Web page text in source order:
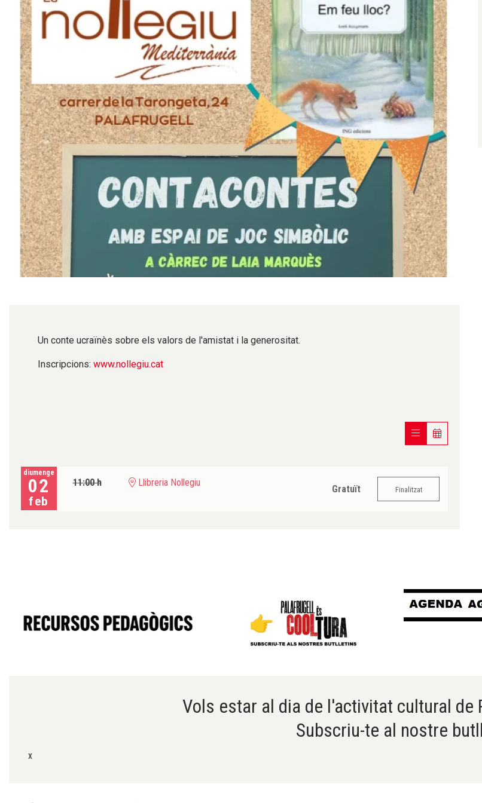
Un conte ucraïnès sobre els valors de l'amistat i la generositat.
Inscripcions: www.nollegiu.cat
diumenge
02
feb
11:00 h Llibreria Nollegiu
Gratuït Finalitzat
Vols estar al dia de l'activitat cultural de
Subscriu-te al nostre
x